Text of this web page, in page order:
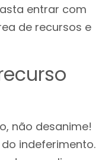
entrar com
de recursos e
não desanime!
indeferimento.